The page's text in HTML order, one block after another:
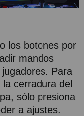
los botones por
mandos
Para
cerradura del
sólo presiona
a ajustes.